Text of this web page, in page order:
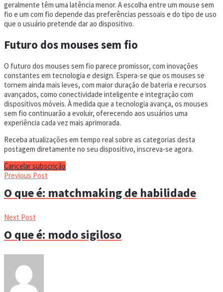
geralmente têm uma latência menor. A escolha entre um mouse sem
fio e um com fio depende das preferências pessoais e do tipo de uso
que o usuário pretende dar ao dispositivo.
Futuro dos mouses sem fio
O futuro dos mouses sem fio parece promissor, com inovações
constantes em tecnologia e design. Espera-se que os mouses se
tornem ainda mais leves, com maior duração de bateria e recursos
avançados, como conectividade inteligente e integração com
dispositivos móveis. À medida que a tecnologia avança, os mouses
sem fio continuarão a evoluir, oferecendo aos usuários uma
experiência cada vez mais aprimorada.
Receba atualizações em tempo real sobre as categorias desta
postagem diretamente no seu dispositivo, inscreva-se agora.
Cancelar subscrição
Previous Post
O que é: matchmaking de habilidade
Next Post
O que é: modo sigiloso